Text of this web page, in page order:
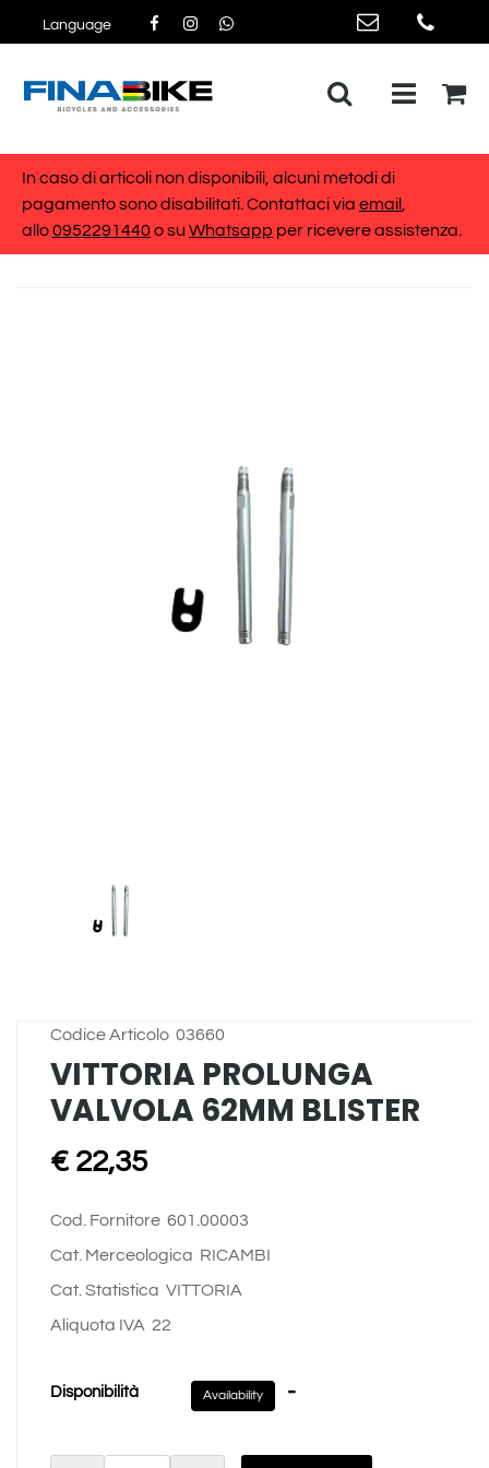
Language
Open
In caso di articoli non disponibili, alcuni metodi di
pagamento sono disabilitati. Contattaci via email
allo0952291440 o su Whatsapp per ricevere assistenza.
Codice Articolo 03660
VITTORIA PROLUNGA
VALVOLA 62MM BLISTER
€ 22,35
Cod. Fornitore 601.00003
Cat. Merceologica RICAMBI
Cat. Statistica VITTORIA
Aliquota IVA 22
Disponibilità Availability -